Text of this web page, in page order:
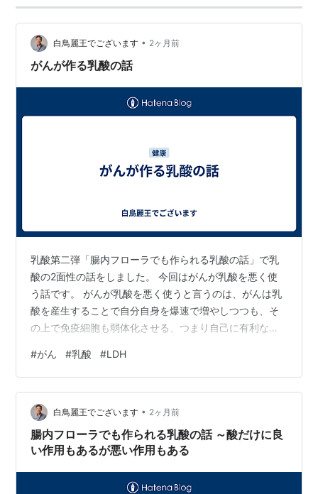
白鳥麗王でございます • 2ヶ月前
がんが作る乳酸の話
乳酸第二弾「腸内フローラでも作られる乳酸の話」で乳
酸の2面性の話をしました。 今回はがんが乳酸を悪く使
う話です。 がんが乳酸を悪く使うと言うのは、がんは乳
酸を産生することで自分自身を爆速で増やしつつも、そ
の上で免疫細胞も弱体化させる、つまり自己に有利な環
るがん 免疫細胞を弱体化させる乳酸 マーカーLDH （乳
酸脱水素酵素） 最後に 乳酸製造マシンとも言えるがん
ところで、がんはグルコースに目が無い。 グルコースは
ブドウ糖ね。 正常細胞より１０～１００倍グルコースを
代謝すると言われています。 それを利用しているのが
PET検査です。 がんは酸素…
#がん #乳酸 #LDH
白鳥麗王でございます • 2ヶ月前
腸内フローラでも作られる乳酸の話 ～酸だけに良
い作用もあるが悪い作用もある